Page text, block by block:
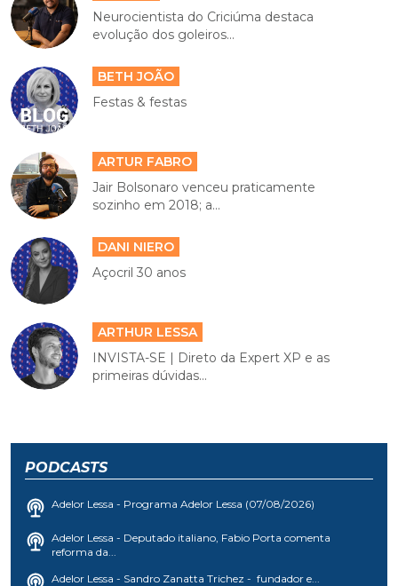
Neurocientista do Criciúma destaca
evolução dos goleiros...
BETH JOÃO
Festas & festas
ARTUR FABRO
Jair Bolsonaro venceu praticamente
sozinho em 2018; a...
DANI NIERO
Açocril 30 anos
ARTHUR LESSA
INVISTA-SE | Direto da Expert XP e as
primeiras dúvidas...
PODCASTS
Adelor Lessa - Programa Adelor Lessa (07/08/2026)
Adelor Lessa - Deputado italiano, Fabio Porta comenta
reforma da...
Adelor Lessa - Sandro Zanatta Trichez - fundador e...